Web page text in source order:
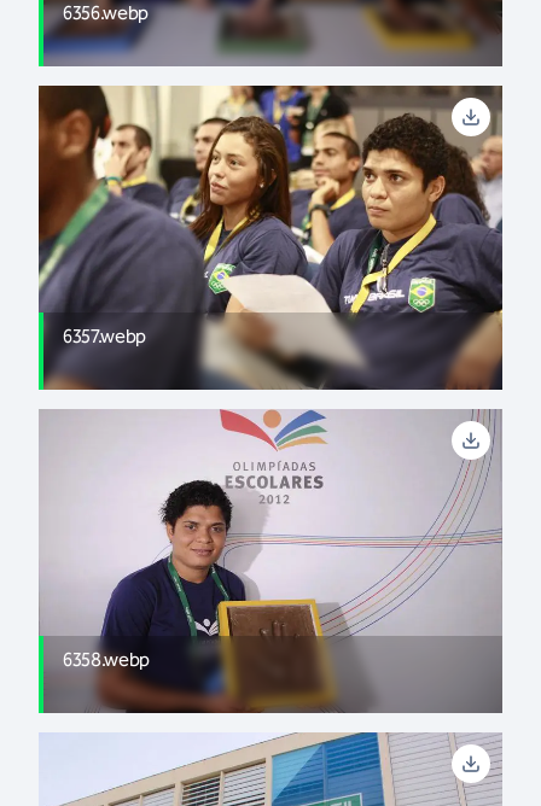
6356.webp
6357.webp
6358.webp